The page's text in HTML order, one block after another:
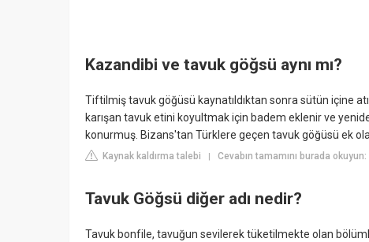
Kazandibi ve tavuk göğsü aynı mı?
Tiftilmiş tavuk göğüsü kaynatıldıktan sonra sütün içine
karışan tavuk etini koyultmak için badem eklenir ve
konurmuş. Bizans'tan Türklere geçen tavuk göğüsü ek
Kaynak kaldırma talebi Cevabın tamamını burada
Tavuk Göğsü diğer adı nedir?
Tavuk bonfile, tavuğun sevilerek tüketilmekte olan